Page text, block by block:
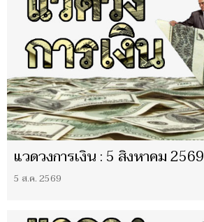
แวดวงการเงิน : 5 สิงหาคม 2569
5 ส.ค. 2569